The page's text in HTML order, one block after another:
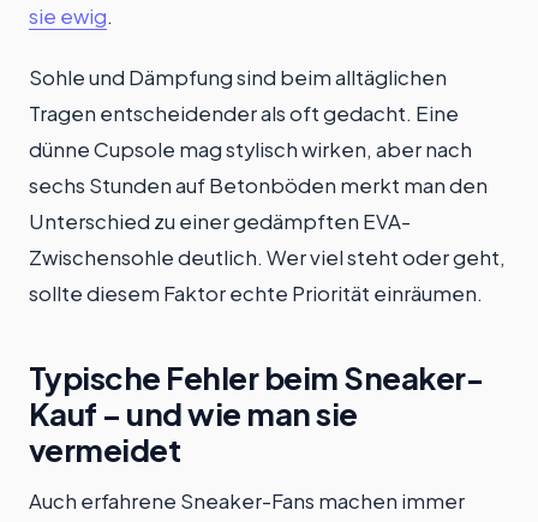
sie ewig.
Sohle und Dämpfung sind beim alltäglichen
Tragen entscheidender als oft gedacht. Eine
dünne Cupsole mag stylisch wirken, aber nach
sechs Stunden auf Betonböden merkt man den
Unterschied zu einer gedämpften EVA-
Zwischensohle deutlich. Wer viel steht oder geht,
sollte diesem Faktor echte Priorität einräumen.
Typische Fehler beim Sneaker-
Kauf – und wie man sie
vermeidet
Auch erfahrene Sneaker-Fans machen immer